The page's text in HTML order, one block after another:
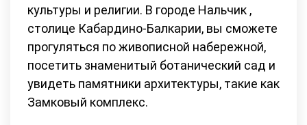
культуры и религии. В городе Нальчик ,
столице Кабардино-Балкарии, вы сможете
прогуляться по живописной набережной,
посетить знаменитый ботанический сад и
увидеть памятники архитектуры, такие как
Замковый комплекс.